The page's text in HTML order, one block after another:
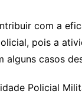
com a
pois a
alguns casos
Policial